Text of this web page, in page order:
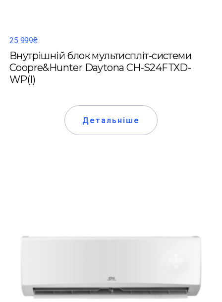
25 999₴
Внутрішній блок мультиспліт-системи
Coopre&Hunter Daytona CH-S24FTXD-
WP(I)
Детальніше